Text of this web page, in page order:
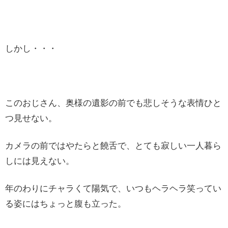
しかし・・・
このおじさん、奥様の遺影の前でも悲しそうな表情ひと
つ見せない。
カメラの前ではやたらと饒舌で、とても寂しい一人暮ら
しには見えない。
年のわりにチャラくて陽気で、いつもヘラヘラ笑ってい
る姿にはちょっと腹も立った。